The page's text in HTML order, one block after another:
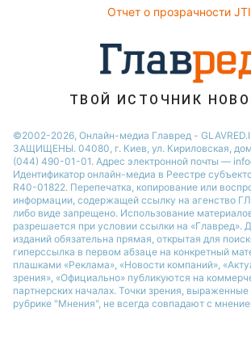
Отчет о прозрачности JTI
ТВОЙ ИСТОЧНИК
©2002-2026, Онлайн-медиа Главред -
ЗАЩИЩЕНЫ. 04080, г. Киев, ул. Кириловская,
(044) 490-01-01. Адрес электронной почты —
Идентификатор онлайн-медиа в Реестре
R40-01822. Перепечатка, копирование или
информации, содержащей ссылку на агенство
либо виде запрещено. Использование
разрешается при условии ссылки на «Главред».
изданий обязательна прямая, открытая для
гиперссылка в первом абзаце на конкретный
плашками «Реклама», «Новости компаний»,
зрения», «Официально» публикуются на
партнерских началах. Точки зрения, выраженные
рубрике "Мнения", не всегда совпадают с